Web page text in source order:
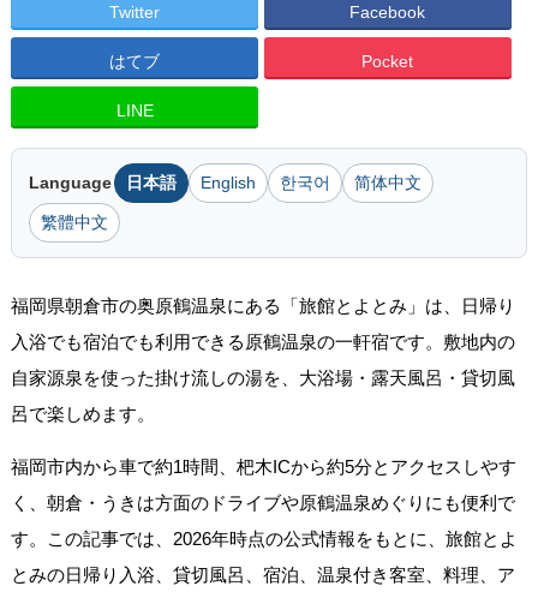
Twitter Facebook
はてブ Pocket
LINE
Language 日本語 English 한국어 简体中文
繁體中文
福岡県朝倉市の奥原鶴温泉にある「旅館とよとみ」は、日帰り
入浴でも宿泊でも利用できる原鶴温泉の一軒宿です。敷地内の
自家源泉を使った掛け流しの湯を、大浴場・露天風呂・貸切風
呂で楽しめます。
福岡市内から車で約1時間、杷木ICから約5分とアクセスしやす
く、朝倉・うきは方面のドライブや原鶴温泉めぐりにも便利で
す。この記事では、2026年時点の公式情報をもとに、旅館とよ
とみの日帰り入浴、貸切風呂、宿泊、温泉付き客室、料理、ア